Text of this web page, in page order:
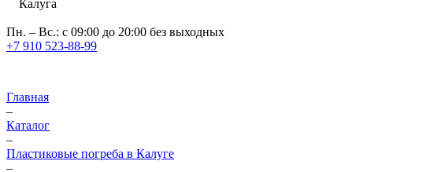
Калуга
Пн. – Вс.: с 09:00 до 20:00 без выходных
+7 910 523-88-99
Главная
–
Каталог
–
Пластиковые погреба в Калуге
–